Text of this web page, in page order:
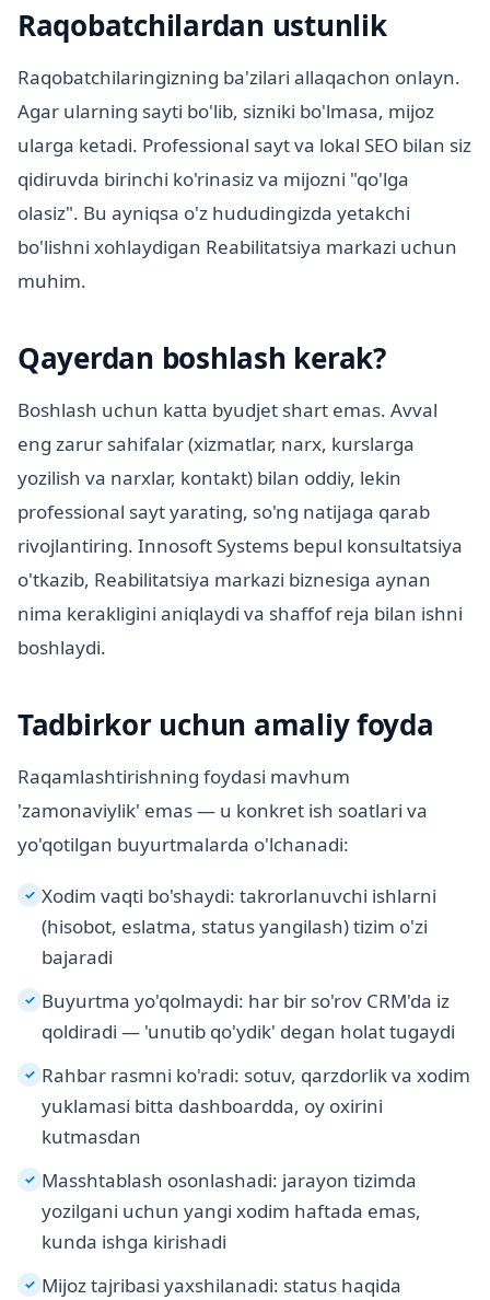
Raqobatchilardan ustunlik
Raqobatchilaringizning ba'zilari allaqachon onlayn.
Agar ularning sayti bo'lib, sizniki bo'lmasa, mijoz
ularga ketadi. Professional sayt va lokal SEO bilan siz
qidiruvda birinchi ko'rinasiz va mijozni "qo'lga
olasiz". Bu ayniqsa o'z hududingizda yetakchi
bo'lishni xohlaydigan Reabilitatsiya markazi uchun
muhim.
Qayerdan boshlash kerak?
Boshlash uchun katta byudjet shart emas. Avval
eng zarur sahifalar (xizmatlar, narx, kurslarga
yozilish va narxlar, kontakt) bilan oddiy, lekin
professional sayt yarating, so'ng natijaga qarab
rivojlantiring. Innosoft Systems bepul konsultatsiya
o'tkazib, Reabilitatsiya markazi biznesiga aynan
nima kerakligini aniqlaydi va shaffof reja bilan ishni
boshlaydi.
Tadbirkor uchun amaliy foyda
Raqamlashtirishning foydasi mavhum
'zamonaviylik' emas — u konkret ish soatlari va
yo'qotilgan buyurtmalarda o'lchanadi:
✓ Xodim vaqti bo'shaydi: takrorlanuvchi ishlarni
(hisobot, eslatma, status yangilash) tizim o'zi
bajaradi
✓ Buyurtma yo'qolmaydi: har bir so'rov CRM'da iz
qoldiradi — 'unutib qo'ydik' degan holat tugaydi
✓ Rahbar rasmni ko'radi: sotuv, qarzdorlik va xodim
yuklamasi bitta dashboardda, oy oxirini
kutmasdan
✓ Masshtablash osonlashadi: jarayon tizimda
yozilgani uchun yangi xodim haftada emas,
kunda ishga kirishadi
✓ Mijoz tajribasi yaxshilanadi: status haqida